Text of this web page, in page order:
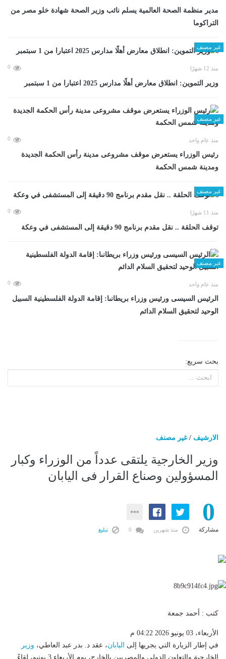
مدير منظمة الصحة العالمية يسلم نائب وزير الصحة شهادة خلو مصر من
التراكوما
غير مصنف
منذ 12 شهرًا 0
وزير التموين: انطلاق معارض أهلًا مدارس 2025 اعتبارا من 1 سبتمبر
غير مصنف
منذ عام واحد 0
رئيس الوزراء يستعرض موقف مشروعى مدينة رأس الحكمة الجديدة
ومدينة شمس الحكمة
غير مصنف
منذ 11 شهرًا 0
توقف الحلقة .. نقل مقدم برنامج 90 دقيقة إلى المستشفى في وعكة
غير مصنف
منذ عام واحد 0
الرئيس السيسى ورئيس وزراء بريطانىا: إقامة الدولة الفلسطينية السبيل
الوحيد لتحقيق السلام الدائم
بحث سريع:
الارشيف /غير مصنف
وزير الخارجية يلتقى عدداً من الوزراء وكبار
المسؤولين وصناع القرار فى اليابان
0
مشاركة منذ شهرين تبليغ
كتب : أحمد جمعة
الأربعاء، 03 يونيو 2026 04:22 م
في إطار الزيارة التي يجريها إلى اليابان، عقد د. بدر عبد العاطي، وزير
الخارجية والتعاون الدولي والمصريين بالخارج، يوم الأربعاء 3 يونيو، لقاءً